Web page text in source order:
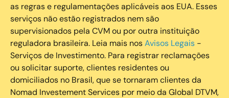
as regras e regulamentações aplicáveis aos EUA. Esses
serviços não estão registrados nem são
supervisionados pela CVM ou por outra instituição
reguladora brasileira. Leia mais nosAvisos Legais -
Serviços de Investimento. Para registrar reclamações
ou solicitar suporte, clientes residentes ou
domiciliados no Brasil, que se tornaram clientes da
Nomad Investement Services por meio da Global DTVM,